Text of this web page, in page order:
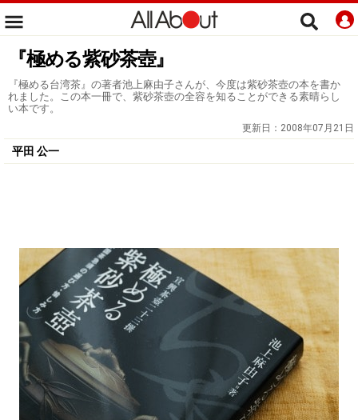
『極める紫砂茶壺』
『極める台湾茶』の著者池上麻由子さんが、今度は紫砂茶壺の本を書か
れました。この本一冊で、紫砂茶壺の全容を知ることができる素晴らし
い本です。
更新日： 2008年07月21日
平田 公一